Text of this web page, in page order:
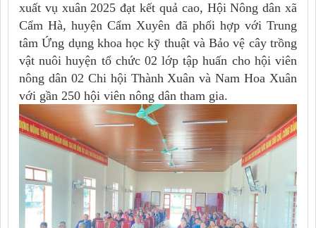
xuất vụ xuân 2025 đạt kết quả cao, Hội Nông dân xã
Cẩm Hà, huyện Cẩm Xuyên đã phối hợp với Trung
tâm Ứng dụng khoa học kỹ thuật và Bảo vệ cây trồng
vật nuôi huyện tổ chức 02 lớp tập huấn cho hội viên
nông dân 02 Chi hội Thành Xuân và Nam Hoa Xuân
với gần 250 hội viên nông dân tham gia.